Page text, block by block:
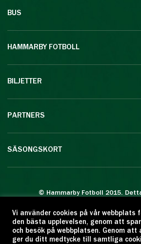
BUS
HAMMARBY FOTBOLL
BILJETTER
PARTNERS
SÄSONGSKORT
© Hammarby Fotboll 2015.
Eftertryck eller annan kopiering
Citera oss gärna men
www.hammarbyfotboll.se.
Vi använder cookies på vår webbplats
den bästa upplevelsen, genom att
och besök på webbplatsen. Genom att
ger du ditt medtycke till samtliga